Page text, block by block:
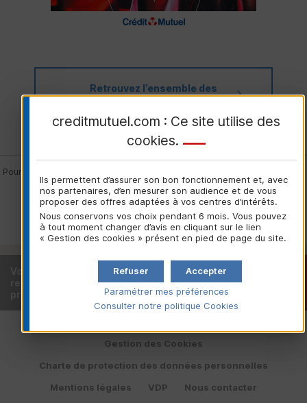
Retrouvez l’ensemble des
nommés de cette édition 2023
Pour plus d'informations sur les Victoires de la Musique, rendez-vous sur :
Vous êtes déjà client ou
recherchez une caisse locale
près de chez vous ?
Trouver votre
caisse locale
Gestion des Cookies
Charte de protection des données personnelles
Mentions légales
VDP
Nous contacter
creditmutuel.com : Ce site utilise des
cookies.
Ils permettent d’assurer son bon fonctionnement et, avec
nos partenaires, d’en mesurer son audience et de vous
proposer des offres adaptées à vos centres d’intérêts.
Nous conservons vos choix pendant 6 mois. Vous pouvez
à tout moment changer d’avis en cliquant sur le lien
« Gestion des cookies » présent en pied de page du site.
Accepter
Refuser
Paramétrer mes préférences
Consulter notre politique Cookies